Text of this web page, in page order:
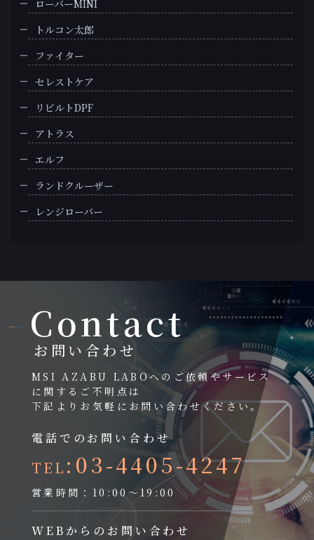
ローバーMINI
トルコン太郎
ファイター
セレストケア
リビルトDPF
アトラス
エルフ
ランドクルーザー
レンジローバー
Contact
お問い合わせ
MSI AZABU LABOへのご依頼やサービス
に関するご不明点は
下記よりお気軽にお問い合わせください。
電話でのお問い合わせ
TEL :03-4405-4247
営業時間：10:00～19:00
WEBからのお問い合わせ